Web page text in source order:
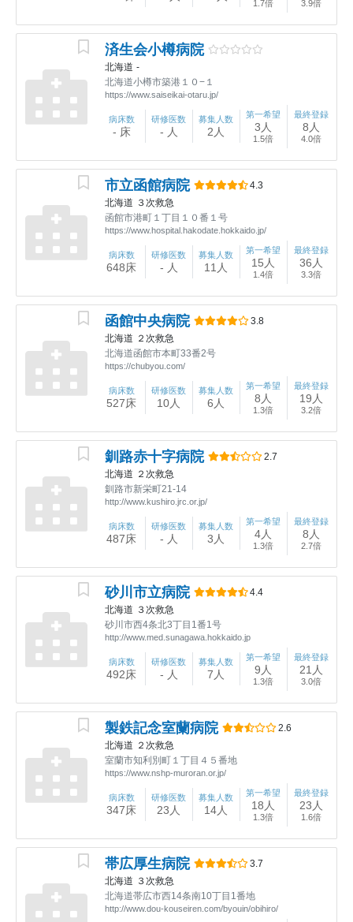
1.7倍 3.9倍
済生会小樽病院
北海道 -
北海道小樽市築港１０−１
https://www.saiseikai-otaru.jp/
病床数
- 床
研修医数
- 人
募集人数
2人
第一希望
3人
1.5倍
最終登録
8人
4.0倍
市立函館病院
4.3
北海道 ３次救急
函館市港町１丁目１０番１号
https://www.hospital.hakodate.hokkaido.jp/
病床数
648床
研修医数
- 人
募集人数
11人
第一希望
15人
1.4倍
最終登録
36人
3.3倍
函館中央病院
3.8
北海道 ２次救急
北海道函館市本町33番2号
https://chubyou.com/
病床数
527床
研修医数
10人
募集人数
6人
第一希望
8人
1.3倍
最終登録
19人
3.2倍
釧路赤十字病院
2.7
北海道 ２次救急
釧路市新栄町21-14
http://www.kushiro.jrc.or.jp/
病床数
487床
研修医数
- 人
募集人数
3人
第一希望
4人
1.3倍
最終登録
8人
2.7倍
砂川市立病院
4.4
北海道 ３次救急
砂川市西4条北3丁目1番1号
http://www.med.sunagawa.hokkaido.jp
病床数
492床
研修医数
- 人
募集人数
7人
第一希望
9人
1.3倍
最終登録
21人
3.0倍
製鉄記念室蘭病院
2.6
北海道 ２次救急
室蘭市知利別町１丁目４５番地
https://www.nshp-muroran.or.jp/
病床数
347床
研修医数
23人
募集人数
14人
第一希望
18人
1.3倍
最終登録
23人
1.6倍
帯広厚生病院
3.7
北海道 ３次救急
北海道帯広市西14条南10丁目1番地
http://www.dou-kouseiren.com/byouin/obihiro/